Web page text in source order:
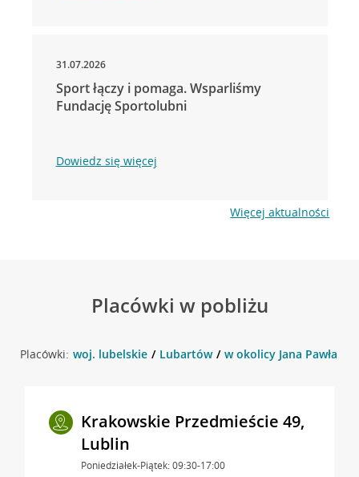
31.07.2026
Sport łączy i pomaga. Wsparliśmy
Fundację Sportolubni
Dowiedz się więcej
Więcej aktualności
Placówki w pobliżu
Placówki: woj. lubelskie Lubartów w okolicy Jana Pawła II
Krakowskie Przedmieście 49,
Lublin
Poniedziałek-Piątek: 09:30-17:00